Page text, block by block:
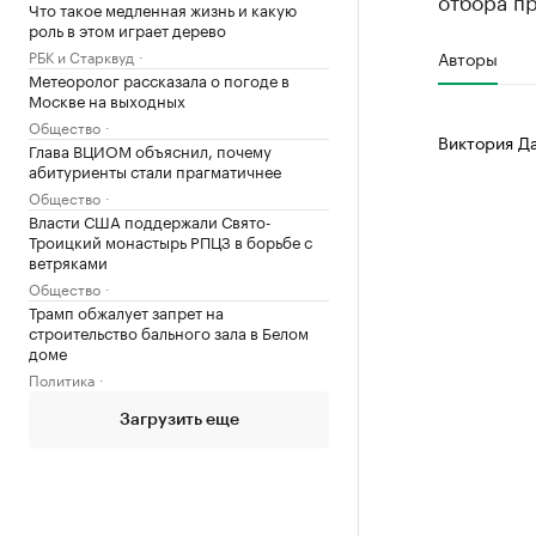
Что такое медленная жизнь и какую
роль в этом играет дерево
РБК и Старквуд
Метеоролог рассказала о погоде в
Москве на выходных
Общество
Глава ВЦИОМ объяснил, почему
абитуриенты стали прагматичнее
Общество
Власти США поддержали Свято-
Троицкий монастырь РПЦЗ в борьбе с
ветряками
Общество
Трамп обжалует запрет на
строительство бального зала в Белом
доме
Политика
Загрузить еще
Авторы
Виктория